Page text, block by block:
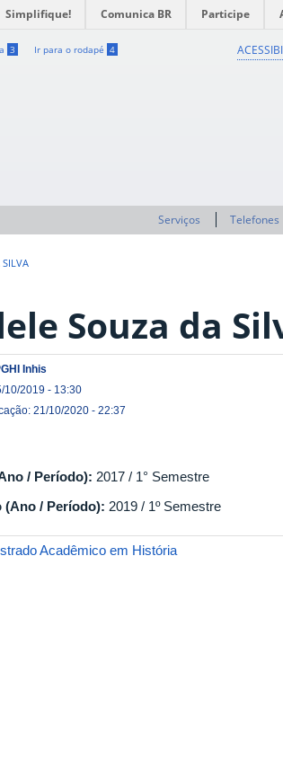
Simplifique! Comunica BR Participe
3 Ir para o rodapé 4
Serviços Telefones
SILVA
Souza da
Inhis
10/2019 - 13:30
21/10/2020 - 22:37
/ Período): 2017 / 1° Semestre
(Ano / Período): 2019 / 1º Semestre
Acadêmico em História